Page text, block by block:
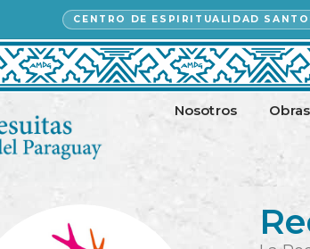
CENTRO DE ESPIRITUALIDAD
Nosotros Obras